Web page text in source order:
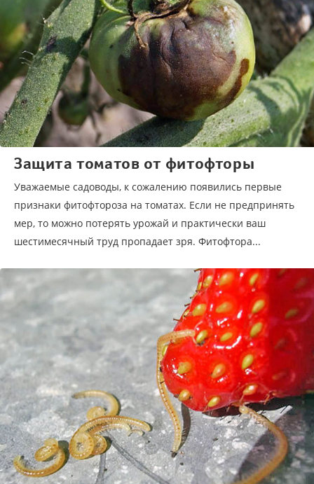
Защита томатов от фитофторы
Уважаемые садоводы, к сожалению появились первые
признаки фитофтороза на томатах. Если не предпринять
мер, то можно потерять урожай и практически ваш
шестимесячный труд пропадает зря. Фитофтора...